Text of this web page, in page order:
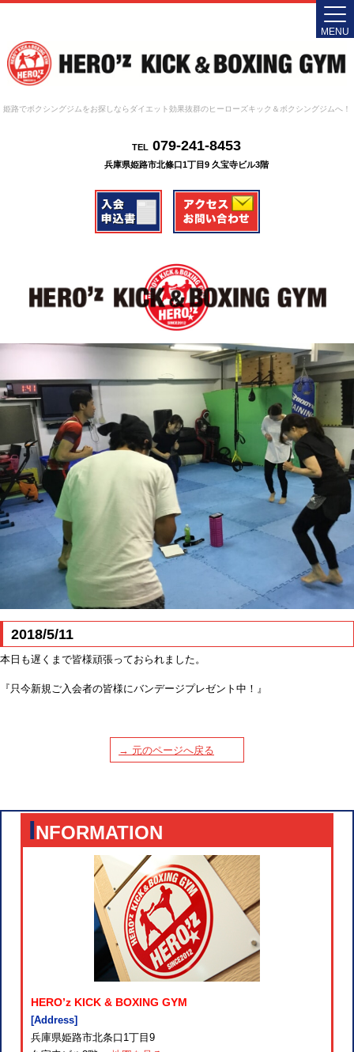
姫路でボクシングジムをお探しならダイエット効果抜群のヒーローズキック＆ボクシングジムへ！
TEL079-241-8453
兵庫県姫路市北條口1丁目9 久宝寺ビル3階
MENU
2018/5/11
本日も遅くまで皆様頑張っておられました。
『只今新規ご入会者の皆様にバンデージプレゼント中！』
→ 元のページへ戻る
INFORMATION
HERO’z KICK & BOXING GYM
[Address]
兵庫県姫路市北条口1丁目9